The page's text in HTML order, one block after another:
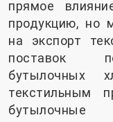
прямое
продукцию, но
на экспорт
поставок
бутылочных
текстильным